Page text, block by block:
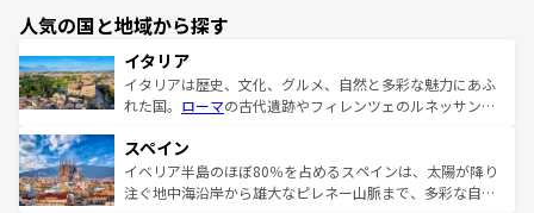
人気の国と地域から探す
イタリア
イタリアは歴史、文化、グルメ、自然と多彩な魅力にあふ
れた国。 ローマの古代遺跡やフィレンツェのルネッサンス
ろん、トスカーナの美しい田園風景やアマルフィ海岸の絶
景など、自然景観も見逃せない。観光の合間には、本場の
ピザやパスタなど、絶品のイタリア料理を堪能することも
スペイン
イベリア半島のほぼ80％を占めるスペインは、太陽が降り
注ぐ地中海沿岸から雄大なピレネー山脈まで、多彩な自然